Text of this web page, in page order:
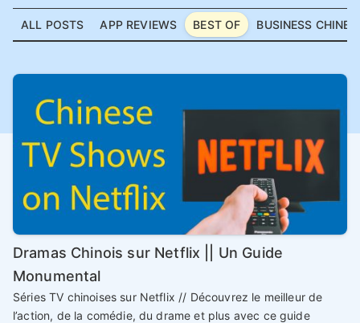
ALL POSTS APP REVIEWS BEST OF BUSINESS
Dramas Chinois sur Netflix || Un Guide
Monumental
Séries TV chinoises sur Netflix // Découvrez le meilleur de
l’action, de la comédie, du drame et plus avec ce guide